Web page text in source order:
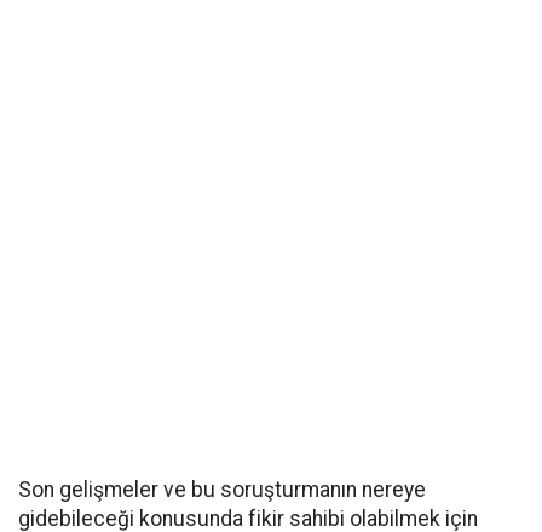
Son gelişmeler ve bu soruşturmanın nereye
gidebileceği konusunda fikir sahibi olabilmek için